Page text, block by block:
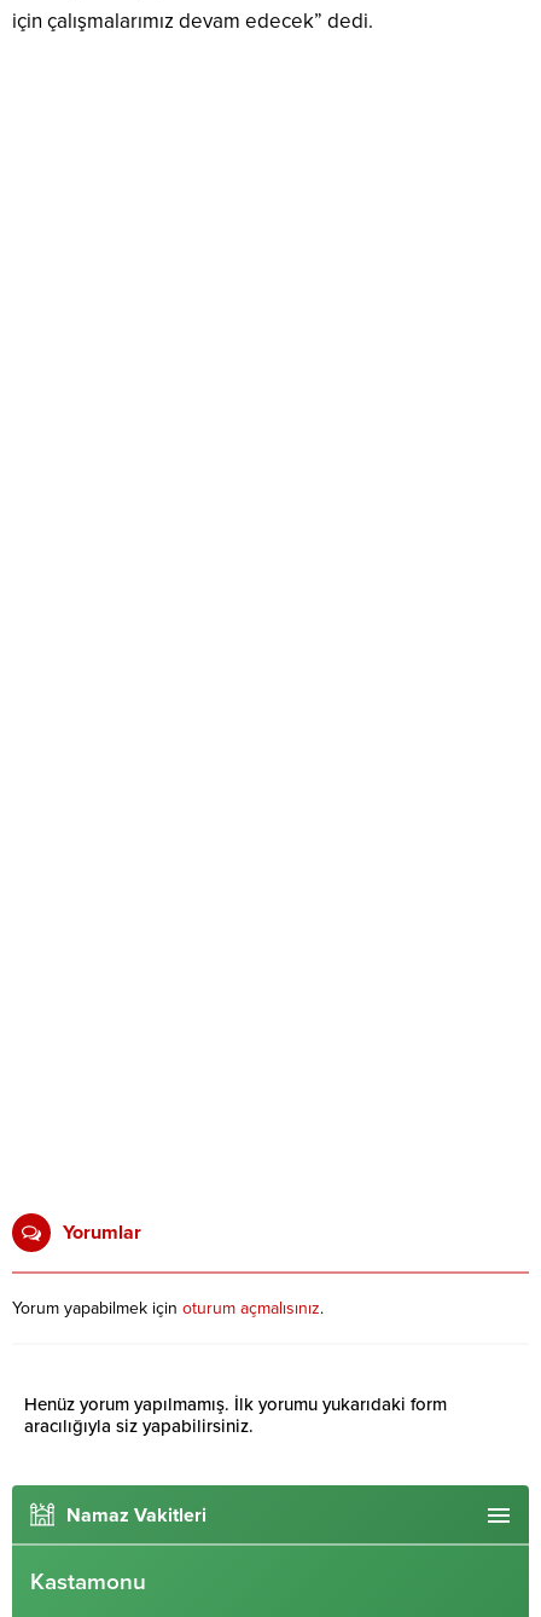
için çalışmalarımız devam edecek” dedi.
Yorumlar
Yorum yapabilmek için oturum açmalısınız.
Henüz yorum yapılmamış. İlk yorumu yukarıdaki form
aracılığıyla siz yapabilirsiniz.
Namaz Vakitleri
Kastamonu